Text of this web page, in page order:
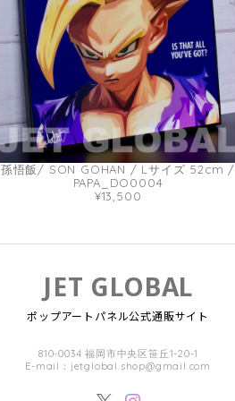
孫悟飯/ SON GOHAN / Lサイズ 52cm /
PAPA_DO0004
¥13,500
JET GLOBAL
ポップアートパネル公式通販サイト
810-0034 福岡市中央区笹丘1-20-1
E-mail： jetglobal.shop@gmail.com